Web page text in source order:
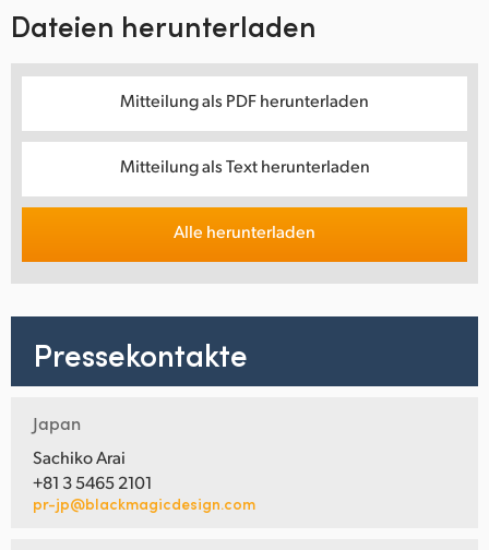
Dateien herunterladen
Mitteilung als PDF herunterladen
Mitteilung als Text herunterladen
Alle herunterladen
Pressekontakte
Japan
Sachiko Arai
+81 3 5465 2101
pr-jp@blackmagicdesign.com